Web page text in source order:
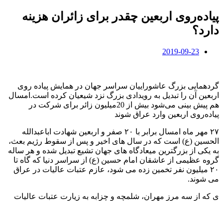
پیاده‌روی اربعین چقدر برای زائران هزینه
دارد؟
2019-09-23
گردهمایی بزرگ عاشوراییان سراسر جهان در همایش پیاده روی
اربعین آن را تبدیل به رویدادی بزرگ نزد شیعیان کرده است.امسال
هم پیش بینی می‌شود بیش از 20میلیون زائر برای شرکت در
پیاده‌روی اربعین وارد عراق شوند
۲۷ مهر ماه امسال برابر با ۲۰ صفر و اربعین شهادت اباعبدالله
الحسین (ع) است که در سال های اخیر و پس از سقوط رژیم بعث،
به یکی از بزرگترین میعادگاه های جهان تشیع تبدیل شده و هر ساله
گروه عظیمی از عاشقان امام حسین (ع) از سراسر دنیا که گاه تا
۲۰ میلیون نفر تخمین زده می شود، عازم عتبات عالیات در عراق
می شوند.
ی که از سه مرز مهران، شلمچه و چزابه به زیارت عتبات عالیات